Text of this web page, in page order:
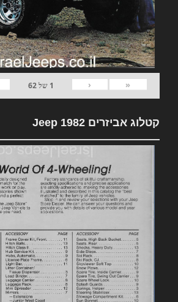
«
‹
1 של62
קטלוג אביזרים 1982 Jeep